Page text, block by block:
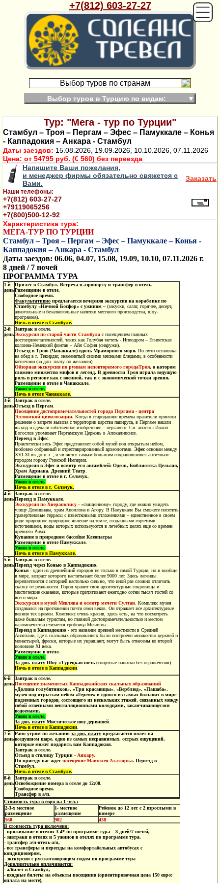
+7(812) 603-27-27
Выбор туров по странам
Выбор туров в Турцию по видам: ▼
Тур: "Мега - тур по Турции"
Стамбул – Троя – Пергам – Эфес – Памуккале – Конья
- Каппадокия – Анкара - Стамбул
Даты заездов: 15.08.2026, 19.09.2026, 10.10.2026, 07.11.2026
Цена: от 54795 руб. (€ 560) без переезда
Напишите Ваши пожелания,
и менеджер фирмы обязательно свяжется с
Вами.
Наши телефоны:
+7(812) 603-27-27
+79119065256
+7(800)500-12-92
Заказать
Характеристика тура:
МЕГА-ТУР ПО ТУРЦИИ
Стамбул – Троя – Пергам – Эфес – Памуккале – Конья -
Каппадокия – Анкара - Стамбул
Даты заездов: 06.06, 04.07, 15.08, 19.09, 10.10, 07.11.2026 г.
8 дней / 7 ночей
ПРОГРАММА ТУРА
1-й
день
Прилет в Стамбул. Встреча в аэропорту и трансфер в отель.
Размещение в отеле.
Свободное время.
Факультативно предлагается вечерняя экскурсия на кораблике по
Стамбулу «Ночной Босфор» с ужином – (закуски, салат, горячее, десерт,
алкогольные и безалкогольные напитки местного производства, шоу-
программа).
Ночь в отеле в Стамбуле.
2-й
день
Завтрак в отеле.
Экскурсия по старой части Стамбула с посещением главных
достопримечателностей, таких как Голубая мечеть - Ипподром – Египетская
колонна-Немецкий фонтан – Айя София (снаружи).
Отъезд в Трою (Чанаккале) вдоль Мраморного моря. По пути остановка
на обед в г. Текирдаг, знаменитый своими мясными блюдами, в особенности
котлетами (за доп. плату по желанию).
Oбзорная экскурсия по руинам неповторимого городаТроя, о котором
сложено множество мифов и легенд. В древности Троя играла ведущую
роль в регионе как с военной, так и с экономической точки зрения.
Размещение в отеле в Чанаккале.
Ужин в отеле.
Ночь в отеле Чанаккале.
3-й
день
Завтрак в отеле.
Отъезд в Пергам
Посещение достопримечательностей города Пергама - центра
Эллинской цивилизации. Когда в стародавние времена правители приняли
решение о запрете вывоза с территории царства папируса, в Пергаме нашли
выход и сделали собственное изобретение – пергамент. Св. апостол Иоанн
Богослов упоминает Пергамскую Церковь в Апокалипсисе.
Переезд в Эфес
Практически весь Эфес представляет собой музей под открытым небом,
любовно собранный и отреставрированный археологами. Эфес основан между
XVI-XI вв до н.э. , и является самым большим сохранившимся античным
городом городу Римской Империи.
Экскурсия в Эфес и осмотр его ансамблей: Одеон, Библиотека Цельсия,
Храм Адриана, Древний Театр
Размещение в отеле в г. Сельчук.
Ужин в отеле.
Ночь в отеле в г. Сельчук.
4-й
день
Завтрак в отеле.
Переезд в Памуккале.
Экскурсия по Хиераполису - «священному» городу, где можно увидеть
улицу Домициана, храм Аполлона и Агору. В Памуккале Вы сможете посетить
травертиновые террасы с известковыми отложениями – единственное в своем
роде природное природное явление на земле, созданными горячими
источниками, воды которых используются в лечебных целях еще со времен
древнего Рима.
Купание в природном бассейне Клеопатры
Размещение в отеле Памуккале.
Ужин в отеле.
Ночь в отеле в Памуккале.
5-й
день
Завтрак в отеле.
Переезд через Конью в Каппадокию.
Конья - один из древнейший городов не только в самой Турции, но и вообще
в мире, возраст которого насчитывает более 9000 лет. Здесь легенды
переплетаются с историей настолько сильно, что иной раз сложно отличить
сказку от реальности. Город хранит свои архитектурные сокровища и
мистические сказания, которые притягивают ежегодно сотни тысяч гостей со
всего мира.
Экскурсия в музей Мевляна и осмотр мечети Султан . Комплекс музея
создавался на протяжении почти семи веков. Он отражает все архитектурные
веяния тех времен. Комплекс очень красив, здесь есть, на что посмотреть
даже бывалым туристам, но главной достопримечательностью и местом
паломничества считается гробница Мевляны.
Переезд в Каппадокию - это название древней местности в Средней
Анатолии, где в скальных образованиях было построено множество церквей и
монастырей, фрески, которые их украшают, могут быть отнесены ко второй
половине XI века.
Размещение в отеле.
Ужин в отеле.
За доп. плату Шоу «Турецкая ночь (спиртные напитки без ограничения).
Ночь в отеле в Каппадокии
6-й
день
Завтрак в отеле.
Посещение знаменитых Каппадокийских скальных образований
«Долина голубятников», «Три красавицы», «Верблюд», «Пашаба»,
музея под отрытым небом «Гереме» и одного из самых больших в мире
подземных городов состоящего из нескольких этажей, связанных между
собой отвесными вентиляционными колодцами, заканчивающегося
водоемами.
Ужин в отеле.
За доп. плату Мистическое шоу дервишей
Ночь в отеле в Каппадокии
7-й
день
Рано утром по желанию за доп. плату предлагается полет на
воздушном шаре, одно из самых несравнимых, острых ощущений,
которые может подарить вам Каппадокия.
Завтрак в отеле.
Отьезд в столицу Турции - Анкару.
По приезду нас ждет посещение Мавзолея Ататюрка. Переезд в
Стамбул.
Ночь в отеле в Стамбуле.
8-й
день
Завтрак в отеле.
Освобождение номера в отеле до 12:00.
Свободное время.
Трансфер в а/п.
Стоимость тура в евро на 1 чел.:
2-3-х местное
размещение
1- местное
размещение
Ребенок до 12 лет с 2 взрослыми в
номере
560
902
438
В стоимость тура включено:
- проживание в отелях 3-4* по программе тура – 8 дней/7 ночей,
- завтраки в отелях и 5 ужинов в отелях по программе тура,
- трансфер а/п-отель-а/п,
- все трансферы и переезды на комфортабельных автобусах с
кондиционером,
- экскурсии с русскоговорящим гидом по программе тура
Дополнительно оплачивается:
- а/билет в Стамбул,
- входные билеты на объекты посещения (ориентировочная цена 150 евро;
оплата на месте),